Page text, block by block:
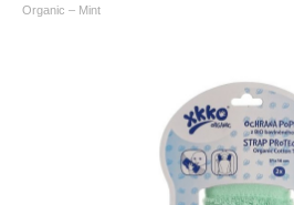
Organic – Mint